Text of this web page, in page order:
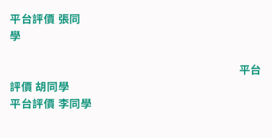
平台評價 張同
學
平台
評價 胡同學
平台評價 李同學